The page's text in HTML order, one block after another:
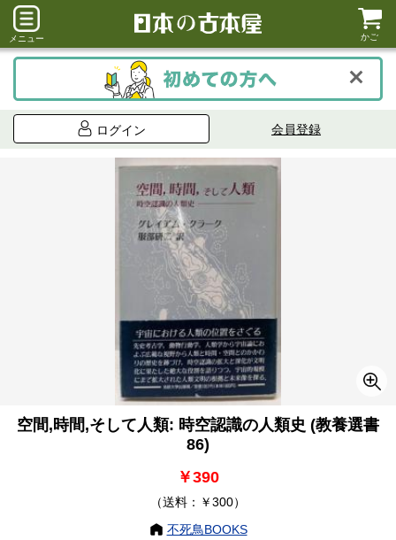
メニュー かご
ログイン 会員登録
空間,時間,そして人類: 時空認識の人類史 (教養選書
86)
￥390
（送料：￥300）
不死鳥BOOKS